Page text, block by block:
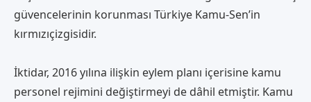
güvencelerinin korunması Türkiye Kamu-Sen’in
kırmızıçizgisidir.
İktidar, 2016 yılına ilişkin eylem planı içerisine kamu
personel rejimini değiştirmeyi de dâhil etmiştir. Kamu